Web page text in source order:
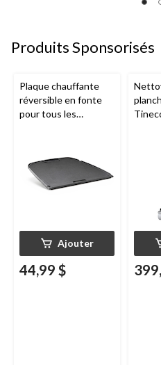
Produits Sponsorisés
Plaque chauffante
réversible en fonte
pour tous les
série Q285
Ajouter
44,99 $